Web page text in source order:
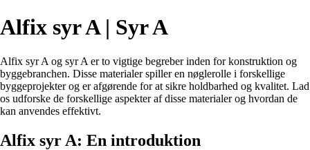
Alfix syr A | Syr A
Alfix syr A og syr A er to vigtige begreber inden for konstruktion og
byggebranchen. Disse materialer spiller en nøglerolle i forskellige
byggeprojekter og er afgørende for at sikre holdbarhed og kvalitet. Lad
os udforske de forskellige aspekter af disse materialer og hvordan de
kan anvendes effektivt.
Alfix syr A: En introduktion